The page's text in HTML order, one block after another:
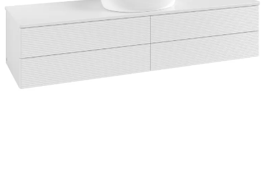
Gumminippel 7-10 pr
Hyper bokhylle eik
struktur